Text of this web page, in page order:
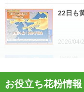
22日も
2026/04/
2026/04/
お役立ち花粉情報